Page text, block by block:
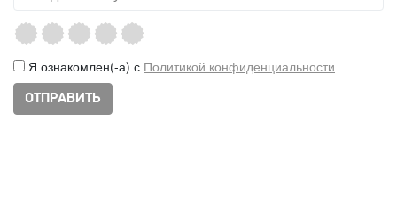
Я ознакомлен(-а) с Политикой конфиденциальности